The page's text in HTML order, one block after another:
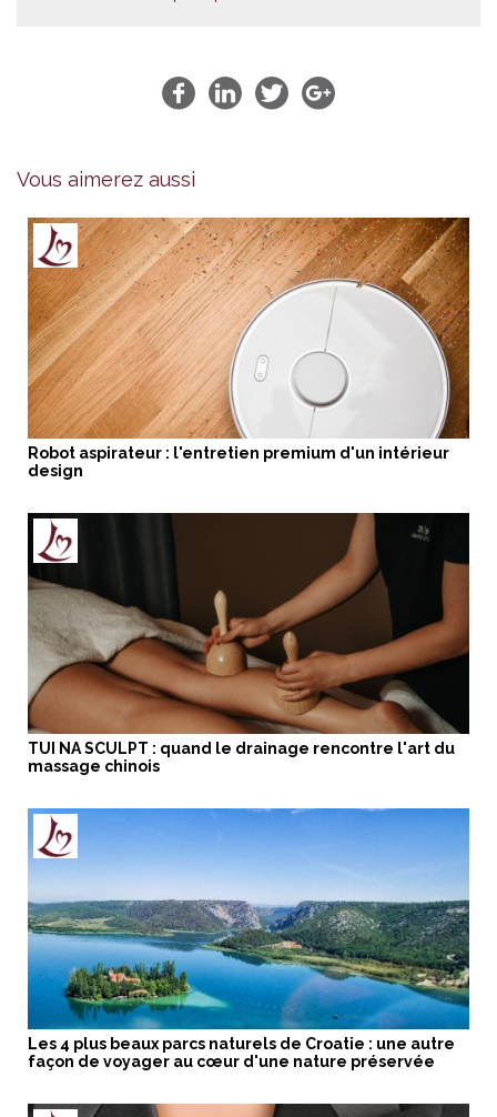
Vous aimerez aussi
Robot aspirateur : l'entretien premium d'un intérieur
design
TUI NA SCULPT : quand le drainage rencontre l'art du
massage chinois
Les 4 plus beaux parcs naturels de Croatie : une autre
façon de voyager au cœur d'une nature préservée